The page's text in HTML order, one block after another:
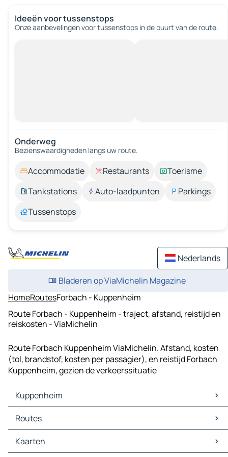
Ideeën voor tussenstops
Onze aanbevelingen voor tussenstops in de buurt van de route.
Onderweg
Bezienswaardigheden langs uw route.
Accommodatie Restaurants
Toerisme
Tankstations
Auto-laadpunten
Parkings
Tussenstops
Nederlands
Bladeren op ViaMichelin Magazine
HomeRoutesForbach - Kuppenheim
Route Forbach - Kuppenheim - traject, afstand, reistijd en
reiskosten - ViaMichelin
Route Forbach Kuppenheim ViaMichelin. Afstand, kosten
(tol, brandstof, kosten per passagier), en reistijd Forbach
Kuppenheim, gezien de verkeerssituatie
Kuppenheim
Kuppenheim Kaarten
Kuppenheim Verkeer
Kuppenheim Hotels
Kuppenheim Restaurants
Routes
Routes Kuppenheim - Baden-Baden
Routes Kuppenheim - Rastatt
Kaarten